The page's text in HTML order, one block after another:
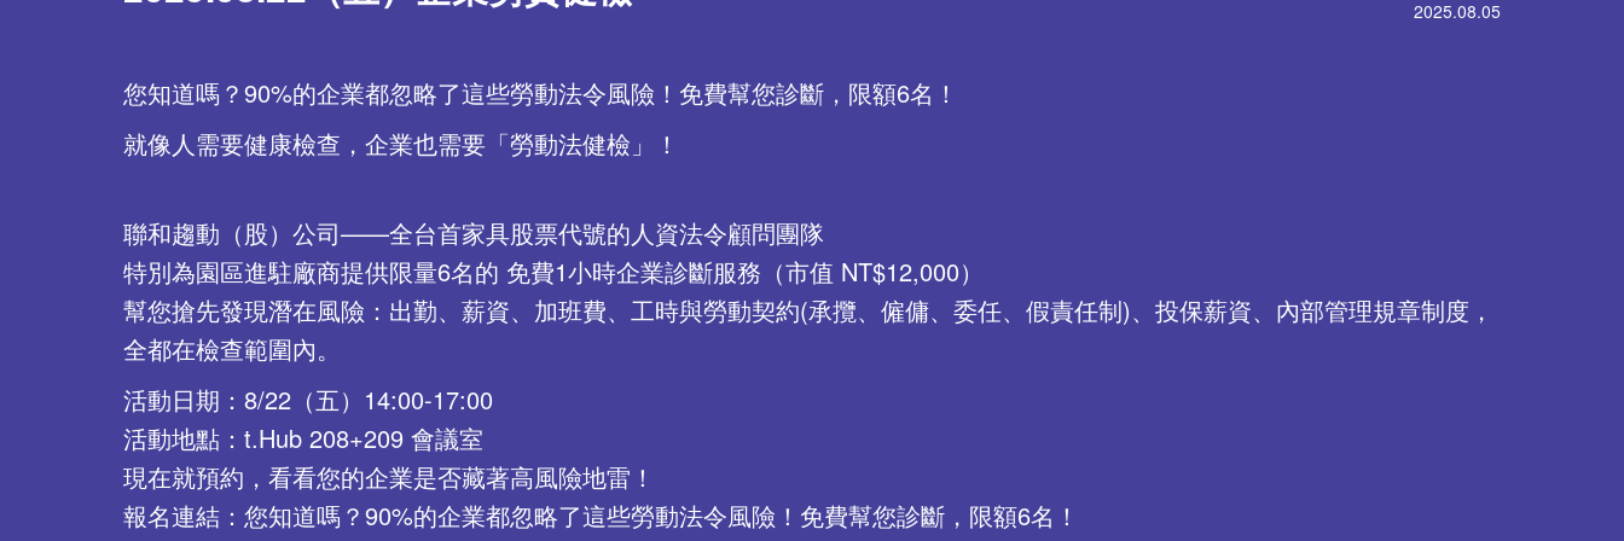
2025.08.05
您知道嗎？90%的企業都忽略了這些勞動法令風險！免費幫您診斷，限額6名！
就像人需要健康檢查，企業也需要「勞動法健檢」！
聯和趨動（股）公司——全台首家具股票代號的人資法令顧問團隊
特別為園區進駐廠商提供限量6名的 免費1小時企業診斷服務（市值 NT$12,000）
幫您搶先發現潛在風險：出勤、薪資、加班費、工時與勞動契約(承攬、僱傭、委任、假責任制)、投保薪資、內部管理規章制度，
全都在檢查範圍內。
活動日期：8/22（五）14:00-17:00
活動地點：t.Hub 208+209 會議室
現在就預約，看看您的企業是否藏著高風險地雷！
報名連結： 您知道嗎？90%的企業都忽略了這些勞動法令風險！免費幫您診斷，限額6名！